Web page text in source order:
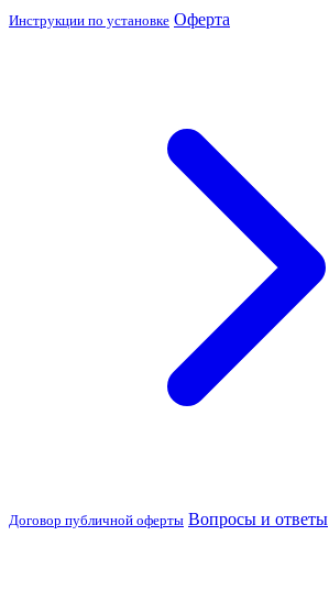
Инструкции по установке Оферта
Договор публичной оферты Вопросы и ответы